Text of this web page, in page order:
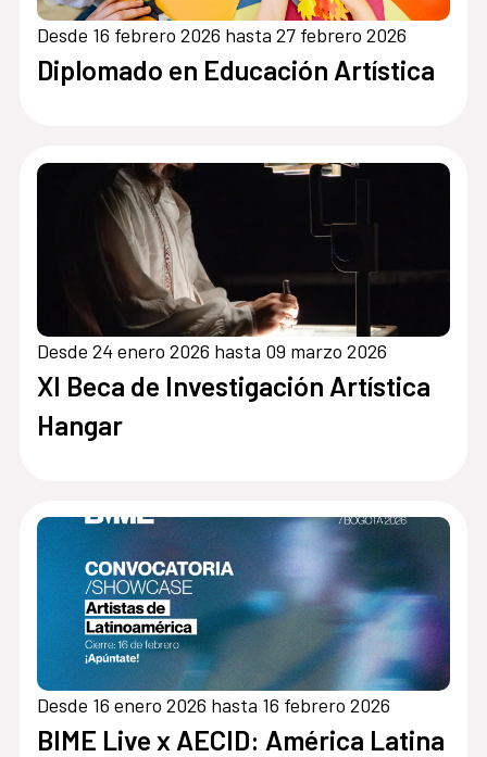
Desde 16 febrero 2026 hasta 27 febrero 2026
Diplomado en Educación Artística
Desde 24 enero 2026 hasta 09 marzo 2026
XI Beca de Investigación Artística
Hangar
Desde 16 enero 2026 hasta 16 febrero 2026
BIME Live x AECID: América Latina